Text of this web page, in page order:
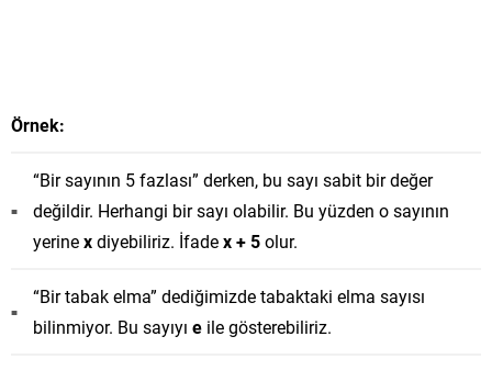
Örnek:
“Bir sayının 5 fazlası” derken, bu sayı sabit bir değer
değildir. Herhangi bir sayı olabilir. Bu yüzden o sayının
yerinexdiyebiliriz. İfadex + 5olur.
“Bir tabak elma” dediğimizde tabaktaki elma sayısı
bilinmiyor. Bu sayıyı e ile gösterebiliriz.